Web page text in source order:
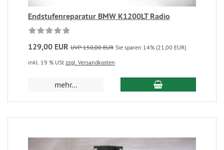
Endstufenreparatur BMW K1200LT Radio
129,00 EUR UVP 150,00 EUR Sie sparen 14% (21,00 EUR)
inkl. 19 % USt zzgl. Versandkosten
mehr...